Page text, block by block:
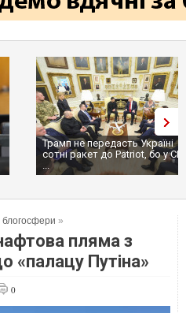
Трамп не передасть Україні
сотні ракет до Patriot, бо у
...
»
пляма з
«палацу Путіна»
0